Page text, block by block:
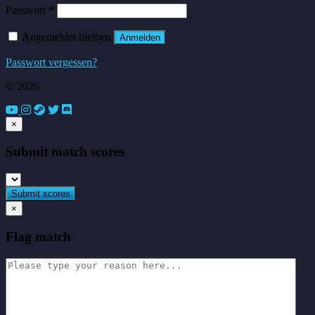
Passwort *
Angemeldet bleiben Anmelden
Passwort vergessen?
© 2026
×
Submit match scores
×
Flag match